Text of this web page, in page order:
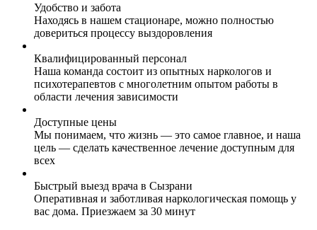
Удобство и забота
Находясь в нашем стационаре, можно полностью
довериться процессу выздоровления
Квалифицированный персонал
Наша команда состоит из опытных наркологов и
психотерапевтов с многолетним опытом работы в
области лечения зависимости
Доступные цены
Мы понимаем, что жизнь — это самое главное, и наша
цель — сделать качественное лечение доступным для
всех
Быстрый выезд врача в Сызрани
Оперативная и заботливая наркологическая помощь у
вас дома. Приезжаем за 30 минут